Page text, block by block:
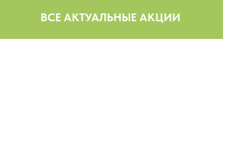
ВСЕ АКТУАЛЬНЫЕ АКЦИИ